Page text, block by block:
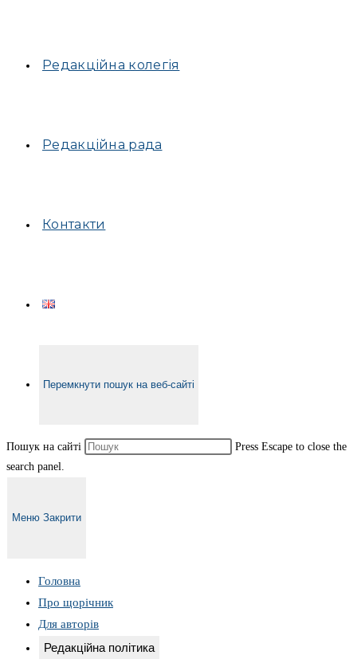
Редакційна колегія
Редакційна рада
Контакти
Перемкнути пошук на веб-сайті
Пошук на сайті
Press Escape to close the
search panel.
Меню Закрити
Головна
Про щорічник
Для авторів
Редакційна політика